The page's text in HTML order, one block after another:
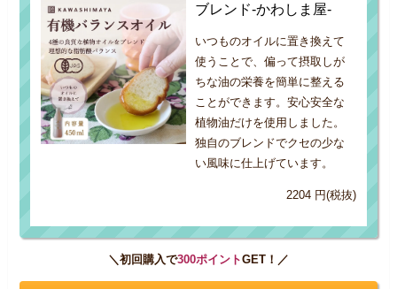
ブレンド-かわしま屋-
いつものオイルに置き換えて
使うことで、偏って摂取しが
ちな油の栄養を簡単に整える
ことができます。安心安全な
植物油だけを使用しました。
独自のブレンドでクセの少な
い風味に仕上げています。
2204 円(税抜)
＼初回購入で300ポイントGET！／